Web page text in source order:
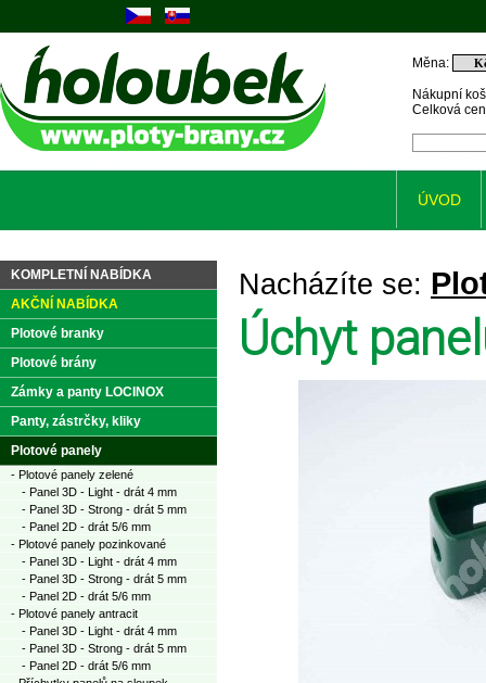
Nacházíte se:
Úchyt
KOMPLETNÍ NABÍDKA
AKČNÍ NABÍDKA
Plotové branky
Plotové brány
Zámky a panty LOCINOX
Panty, zástrčky, kliky
Plotové panely
- Plotové panely zelené
- Panel 3D - Light - drát 4 mm
- Panel 3D - Strong - drát 5 mm
- Panel 2D - drát 5/6 mm
- Plotové panely pozinkované
- Panel 3D - Light - drát 4 mm
- Panel 3D - Strong - drát 5 mm
- Panel 2D - drát 5/6 mm
- Plotové panely antracit
- Panel 3D - Light - drát 4 mm
- Panel 3D - Strong - drát 5 mm
- Panel 2D - drát 5/6 mm
Nákupní
Celková
Měna:
ÚVOD